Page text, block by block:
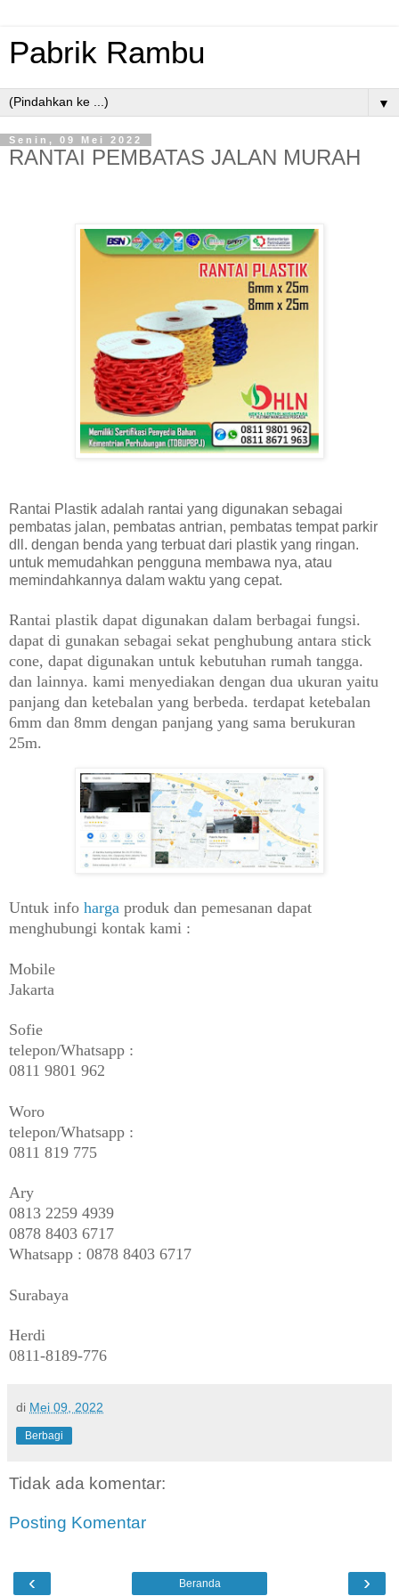
Pabrik Rambu
▼
Senin, 09 Mei 2022
RANTAI PEMBATAS JALAN MURAH
Rantai Plastik adalah rantai yang digunakan sebagai
pembatas jalan, pembatas antrian, pembatas tempat parkir
dll. dengan benda yang terbuat dari plastik yang ringan.
untuk memudahkan pengguna membawa nya, atau
memindahkannya dalam waktu yang cepat.
Rantai plastik dapat digunakan dalam berbagai fungsi.
dapat di gunakan sebagai sekat penghubung antara stick
cone, dapat digunakan untuk kebutuhan rumah tangga.
dan lainnya. kami menyediakan dengan dua ukuran yaitu
panjang dan ketebalan yang berbeda. terdapat ketebalan
6mm dan 8mm dengan panjang yang sama berukuran
25m.
Untuk info harga produk dan pemesanan dapat
menghubungi kontak kami :
Mobile
Jakarta
Sofie
telepon/Whatsapp :
0811 9801 962
Woro
telepon/Whatsapp :
0811 819 775
Ary
0813 2259 4939
0878 8403 6717
Whatsapp : 0878 8403 6717
Surabaya
Herdi
0811-8189-776
di Mei 09, 2022
Berbagi
Tidak ada komentar:
Posting Komentar
‹ ›
Beranda